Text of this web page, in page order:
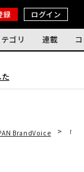
録 ログイン
ゴリ 連載
BrandVoice 「